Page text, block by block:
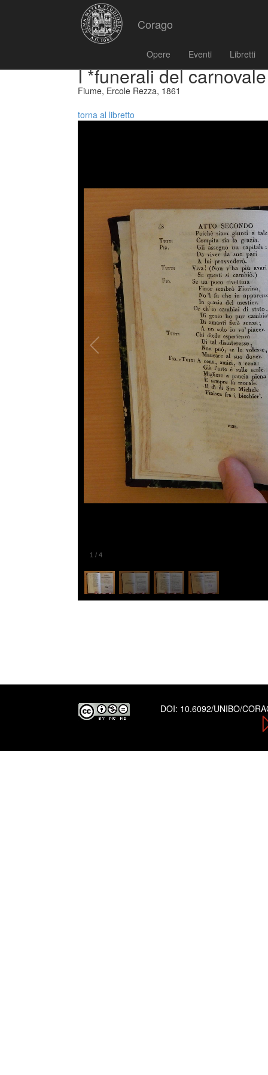
Corago
Opere Eventi Libretti
I *funerali del carnovale
Fiume, Ercole Rezza, 1861
torna al libretto
1 / 4
DOI: 10.6092/UNIBO/